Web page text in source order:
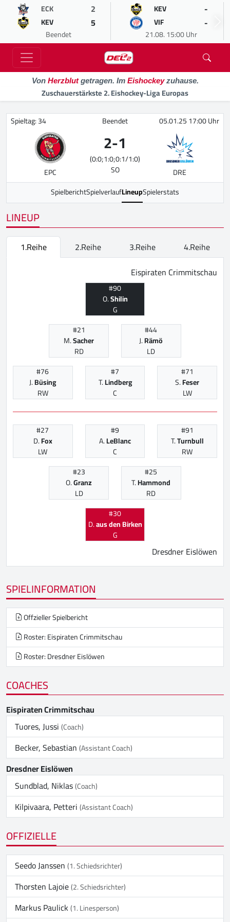
ECK 2
KEV 5
Beendet
KEV -
VIF -
21.08. 15:00 Uhr
Von Herzblutgetragen. Im Eishockeyzuhause.
Zuschauerstärkste 2. Eishockey-Liga Europas
Spieltag: 34 Beendet 05.01.25 17:00 Uhr
EPC
2-1
(0:0;1:0;0:1/1:0)
SO
DRE
SpielberichtSpielverlaufLineupSpielerstats
LINEUP
1.Reihe 2.Reihe 3.Reihe
4.Reihe
Eispiraten Crimmitschau
#90
O.Shilin
G
#21
M.Sacher
RD
#44
J.Rämö
LD
#76
J.Büsing
RW
#7
T.Lindberg
C
#71
S.Feser
LW
#27
D.Fox
LW
#9
A.LeBlanc
C
#91
T.Turnbull
RW
#23
O.Granz
LD
#25
T.Hammond
RD
#30
D.aus den Birken
G
Dresdner Eislöwen
SPIELINFORMATION
Offzieller Spielbericht
Roster: Eispiraten Crimmitschau
Roster: Dresdner Eislöwen
COACHES
Eispiraten Crimmitschau
Tuores, Jussi(Coach)
Becker, Sebastian(Assistant Coach)
Dresdner Eislöwen
Sundblad, Niklas(Coach)
Kilpivaara, Petteri(Assistant Coach)
OFFIZIELLE
Seedo Janssen(1. Schiedsrichter)
Thorsten Lajoie(2. Schiedsrichter)
Markus Paulick(1. Linesperson)